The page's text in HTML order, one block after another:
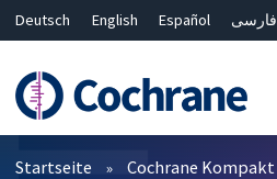
Deutsch English Español
فارسی
Bahasa Malaysia
ไทย
繁體中文
简体中文
Filter
Startseite Cochrane Kompakt